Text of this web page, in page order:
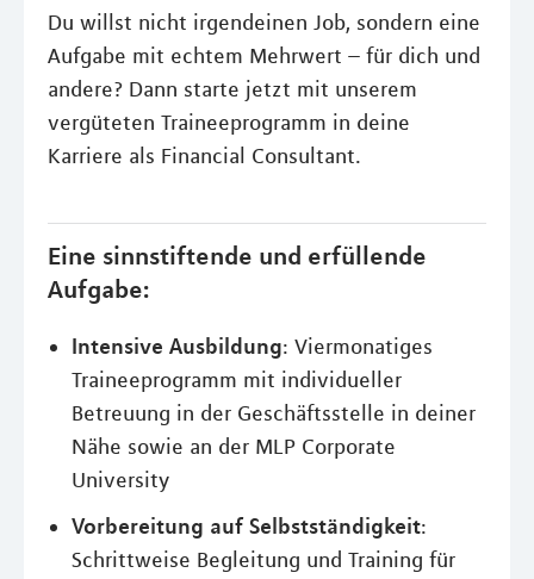
Du willst nicht irgendeinen Job, sondern eine
Aufgabe mit echtem Mehrwert – für dich und
andere? Dann starte jetzt mit unserem
vergüteten Traineeprogramm in deine
Karriere als Financial Consultant.
Eine sinnstiftende und erfüllende
Aufgabe:
Intensive Ausbildung: Viermonatiges
Traineeprogramm mit individueller
Betreuung in der Geschäftsstelle in deiner
Nähe sowie an der MLP Corporate
University
Vorbereitung auf Selbstständigkeit:
Schrittweise Begleitung und Training für